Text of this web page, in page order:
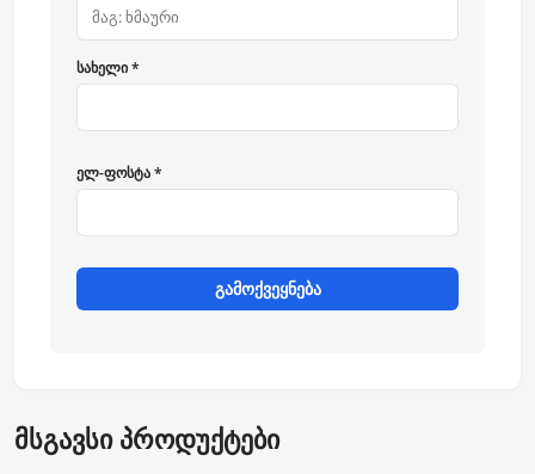
სახელი *
ელ-ფოსტა *
გამოქვეყნება
მსგავსი პროდუქტები